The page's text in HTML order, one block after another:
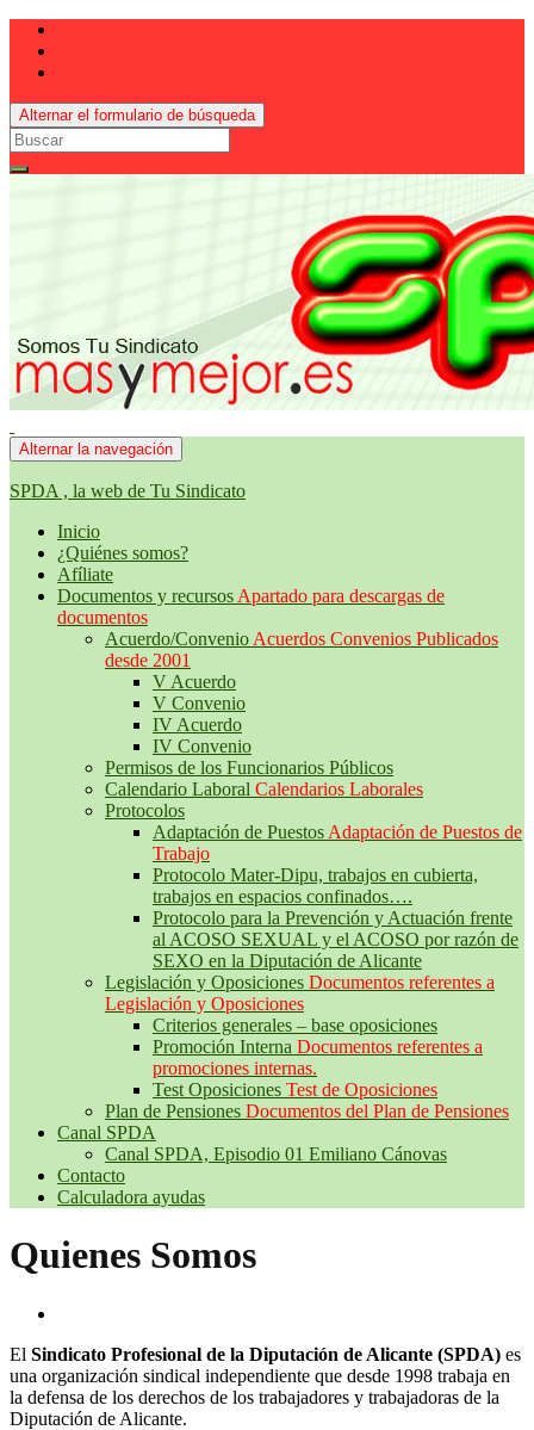
Alternar el formulario de búsqueda
Search
for:
Alternar la navegación
SPDA , la web de Tu Sindicato
Inicio
¿Quiénes somos?
Afíliate
Documentos y recursos Apartado para descargas de
documentos
Acuerdo/Convenio Acuerdos Convenios Publicados
desde 2001
V Acuerdo
V Convenio
IV Acuerdo
IV Convenio
Permisos de los Funcionarios Públicos
Calendario Laboral Calendarios Laborales
Protocolos
Adaptación de Puestos Adaptación de Puestos de
Trabajo
Protocolo Mater-Dipu, trabajos en cubierta,
trabajos en espacios confinados….
Protocolo para la Prevención y Actuación frente
al ACOSO SEXUAL y el ACOSO por razón de
SEXO en la Diputación de Alicante
Legislación y Oposiciones Documentos referentes a
Legislación y Oposiciones
Criterios generales – base oposiciones
Promoción Interna Documentos referentes a
promociones internas.
Test Oposiciones Test de Oposiciones
Plan de Pensiones Documentos del Plan de Pensiones
Canal SPDA
Canal SPDA, Episodio 01 Emiliano Cánovas
Contacto
Calculadora ayudas
Quienes Somos
El Sindicato Profesional de la Diputación de Alicante (SPDA) es
una organización sindical independiente que desde 1998 trabaja en
la defensa de los derechos de los trabajadores y trabajadoras de la
Diputación de Alicante.